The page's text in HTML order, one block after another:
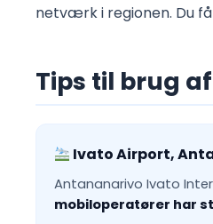
netværk i regionen. Du
Tips til brug
Ivato Airport,
Antananarivo Ivato
mobiloperatører har